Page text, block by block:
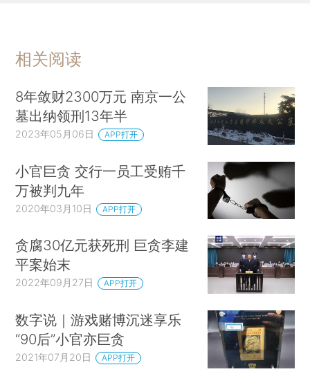
相关阅读
8年敛财2300万元 南京一公
墓出纳领刑13年半
2023年05月06日 APP打开
小官巨贪 交行一员工受贿千
万被判九年
2020年03月10日 APP打开
贪腐30亿元获死刑 巨贪李建
平案始末
2022年09月27日 APP打开
数字说｜游戏赌博沉迷享乐
“90后”小官亦巨贪
2021年07月20日 APP打开